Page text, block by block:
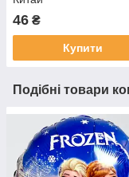
46 ₴
Купити
Подібні товари